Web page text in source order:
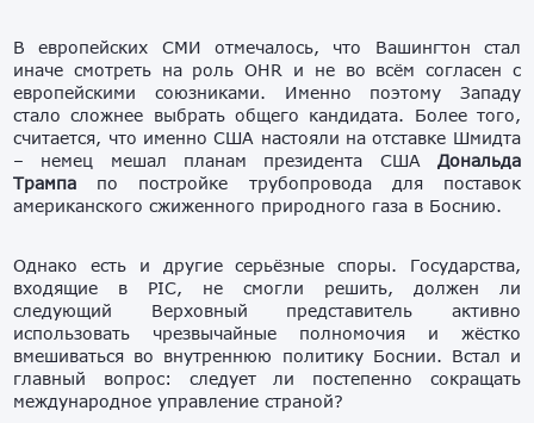
В европейских СМИ отмечалось, что Вашингтон стал
иначе смотреть на роль OHR и не во всём согласен с
европейскими союзниками. Именно поэтому Западу
стало сложнее выбрать общего кандидата. Более того,
считается, что именно США настояли на отставке Шмидта
– немец мешал планам президента США Дональда
Трампа по постройке трубопровода для поставок
американского сжиженного природного газа в Боснию.
Однако есть и другие серьёзные споры. Государства,
входящие в PIC, не смогли решить, должен ли
следующий Верховный представитель активно
использовать чрезвычайные полномочия и жёстко
вмешиваться во внутреннюю политику Боснии. Встал и
главный вопрос: следует ли постепенно сокращать
международное управление страной?